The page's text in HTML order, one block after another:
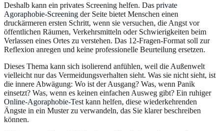
Deshalb kann ein privates Screening helfen. Das private
Agoraphobie-Screening der Seite bietet Menschen einen
druckärmeren ersten Schritt, wenn sie versuchen, die Angst vor
öffentlichen Räumen, Verkehrsmitteln oder Schwierigkeiten beim
Verlassen eines Ortes zu verstehen. Das 12-Fragen-Format soll zur
Reflexion anregen und keine professionelle Beurteilung ersetzen.
Dieses Thema kann sich isolierend anfühlen, weil die Außenwelt
vielleicht nur das Vermeidungsverhalten sieht. Was sie nicht sieht, ist
die innere Abwägung: Wo ist der Ausgang? Was, wenn Panik
einsetzt? Was, wenn es keinen einfachen Ausweg gibt? Ein ruhiger
Online-Agoraphobie-Test kann helfen, diese wiederkehrenden
Ängste in ein Muster zu verwandeln, das Sie klarer beschreiben
können.